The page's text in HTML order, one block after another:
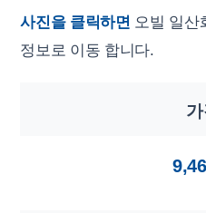
사진을 클릭하면 오빌 일산
정보로 이동 합니다.
가